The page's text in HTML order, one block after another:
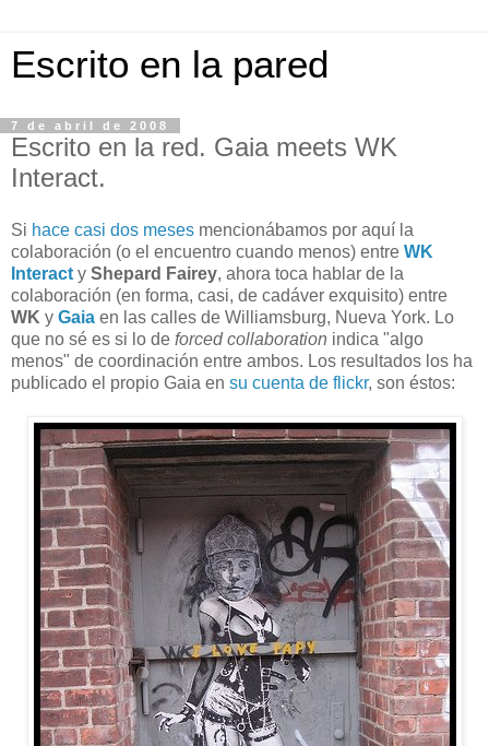
Escrito en la pared
7 de abril de 2008
Escrito en la red. Gaia meets WK
Interact.
Si hace casi dos meses mencionábamos por aquí la
colaboración (o el encuentro cuando menos) entre WK
Interact y Shepard Fairey, ahora toca hablar de la
colaboración (en forma, casi, de cadáver exquisito) entre
WK y Gaia en las calles de Williamsburg, Nueva York. Lo
que no sé es si lo de forced collaboration indica "algo
menos" de coordinación entre ambos. Los resultados los ha
publicado el propio Gaia en su cuenta de flickr, son éstos: